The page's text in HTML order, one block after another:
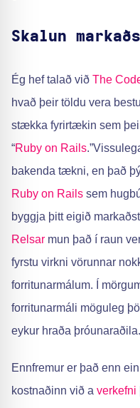
Skalun
Ég hef talað við The
hvað þeir töldu vera
stækka fyrirtækin sem
“Ruby on Rails
bakenda tækni, en það
Ruby on Rails sem
byggja þitt eigið
Relsar mun það í raun
fyrstu virkni vörunnar
forritunarmálum. Í
forritunarmáli möguleg
eykur hraða þróunaraðila.
Ennfremur er það enn
kostnaðinn við a verkefni